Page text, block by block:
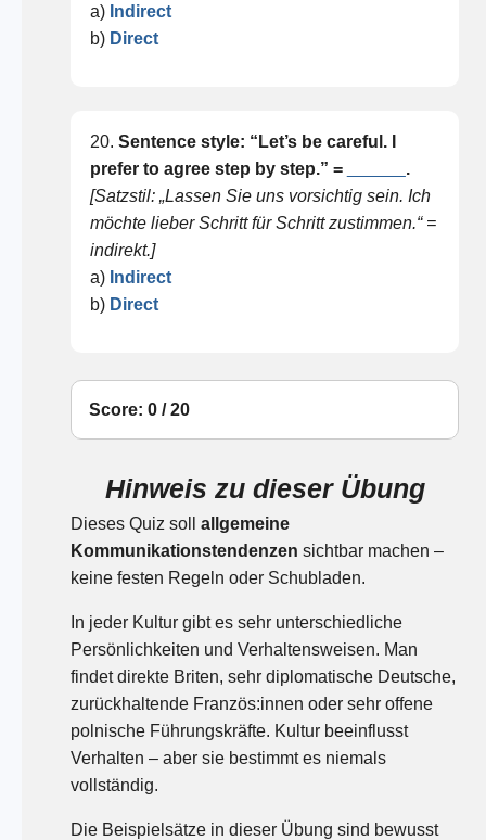
a) Indirect
b) Direct
20. Sentence style: “Let’s be careful. I
prefer to agree step by step.” =
.
[Satzstil: „Lassen Sie uns vorsichtig sein. Ich
möchte lieber Schritt für Schritt zustimmen.“ =
indirekt.]
a) Indirect
b) Direct
Score: 0 / 20
Hinweis zu dieser Übung
Dieses Quiz soll allgemeine
Kommunikationstendenzen sichtbar machen –
keine festen Regeln oder Schubladen.
In jeder Kultur gibt es sehr unterschiedliche
Persönlichkeiten und Verhaltensweisen. Man
findet direkte Briten, sehr diplomatische Deutsche,
zurückhaltende Französ:innen oder sehr offene
polnische Führungskräfte. Kultur beeinflusst
Verhalten – aber sie bestimmt es niemals
vollständig.
Die Beispielsätze in dieser Übung sind bewusst